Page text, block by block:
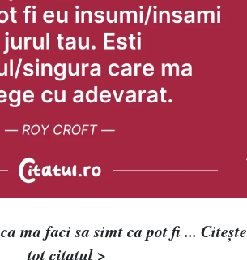
ma faci sa simt ca pot fi ... Citește
tot citatul >